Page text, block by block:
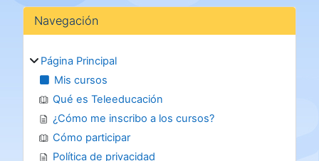
Bloques
Salta Navegación
Navegación
Página Principal
Mis cursos
Qué es Teleeducación
¿Cómo me inscribo a los cursos?
Cómo participar
Política de privacidad